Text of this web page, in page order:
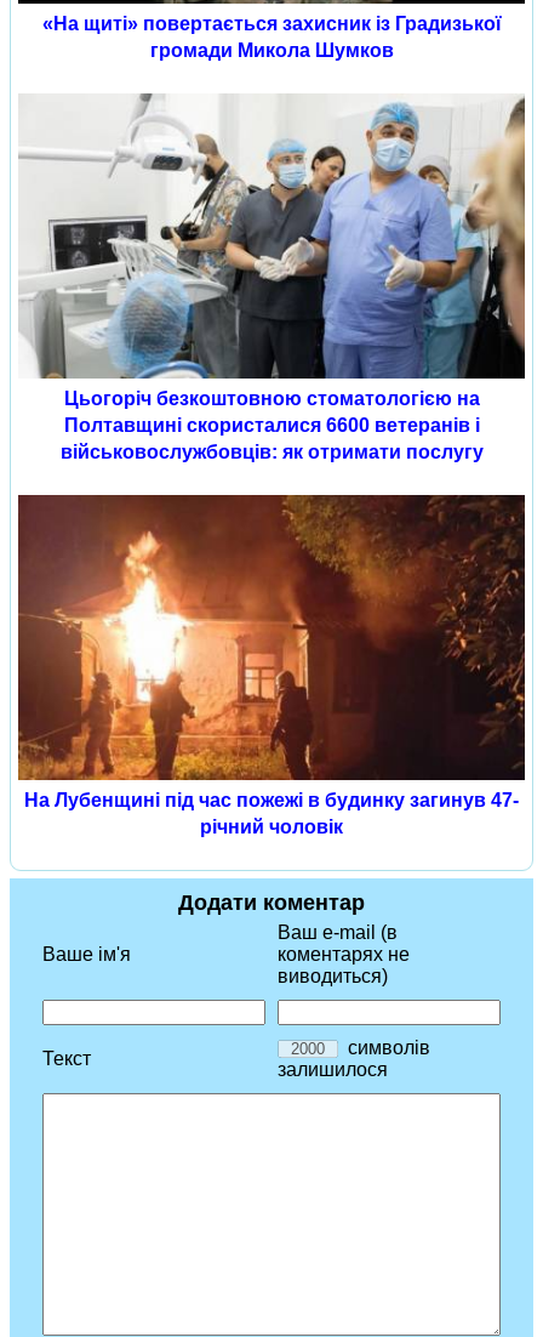
«На щиті» повертається захисник із Градизької
громади Микола Шумков
Цьогоріч безкоштовною стоматологією на
Полтавщині скористалися 6600 ветеранів і
військовослужбовців: як отримати послугу
На Лубенщині під час пожежі в будинку загинув 47-
річний чоловік
Додати коментар
Ваше ім'я
Ваш e-mail (в
коментарях не
виводиться)
Текст
символів
залишилося